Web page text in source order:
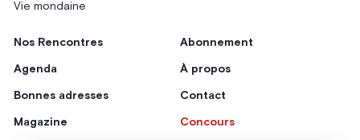
Vie mondaine
Nos Rencontres
Agenda
Bonnes adresses
Magazine
Abonnement
À propos
Contact
Concours